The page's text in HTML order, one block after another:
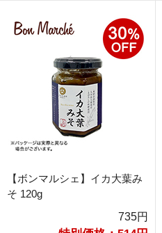
【ボンマルシェ】イカ大葉み
そ 120g
735円